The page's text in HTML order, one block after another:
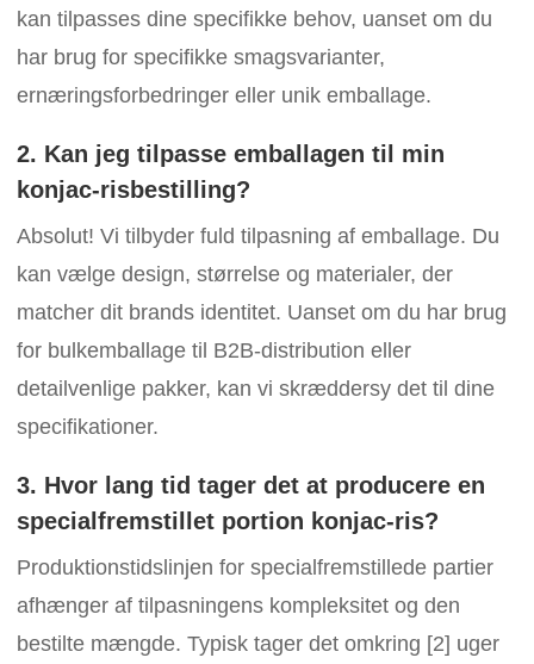
kan tilpasses dine specifikke behov, uanset om du
har brug for specifikke smagsvarianter,
ernæringsforbedringer eller unik emballage.
2. Kan jeg tilpasse emballagen til min
konjac-risbestilling?
Absolut! Vi tilbyder fuld tilpasning af emballage. Du
kan vælge design, størrelse og materialer, der
matcher dit brands identitet. Uanset om du har brug
for bulkemballage til B2B-distribution eller
detailvenlige pakker, kan vi skræddersy det til dine
specifikationer.
3. Hvor lang tid tager det at producere en
specialfremstillet portion konjac-ris?
Produktionstidslinjen for specialfremstillede partier
afhænger af tilpasningens kompleksitet og den
bestilte mængde. Typisk tager det omkring [2] uger